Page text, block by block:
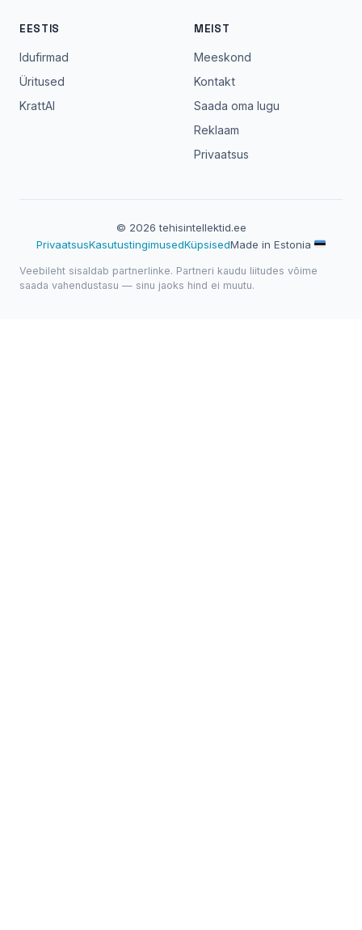
EESTIS
Idufirmad
Üritused
KrattAI
MEIST
Meeskond
Kontakt
Saada oma lugu
Reklaam
Privaatsus
© 2026 tehisintellektid.ee
PrivaatsusKasutustingimusedKüpsisedMade in Estonia
Veebileht sisaldab partnerlinke. Partneri kaudu liitudes võime
saada vahendustasu — sinu jaoks hind ei muutu.